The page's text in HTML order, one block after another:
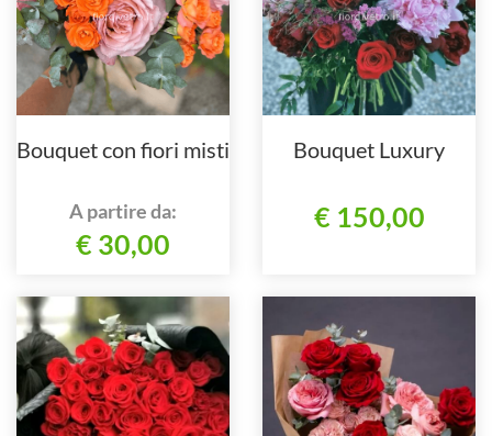
Bouquet con fiori misti
A partire da:
€ 30,00
Bouquet Luxury
€ 150,00